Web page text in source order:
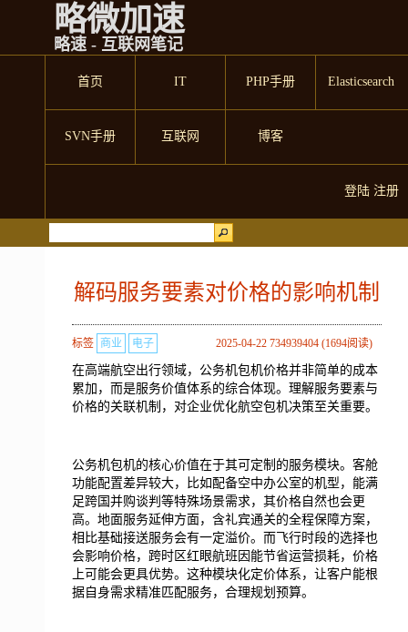
略微加速
略速 - 互联网笔记
首页 IT PHP手册 Elasticsearch
SVN手册 互联网 博客
登陆 注册
解码服务要素对价格的影响机制
2025-04-22 734939404 (1694阅读)
标签 商业 电子
在高端航空出行领域，公务机包机价格并非简单的成本
累加，而是服务价值体系的综合体现。理解服务要素与
价格的关联机制，对企业优化航空包机决策至关重要。
公务机包机的核心价值在于其可定制的服务模块。客舱
功能配置差异较大，比如配备空中办公室的机型，能满
足跨国并购谈判等特殊场景需求，其价格自然也会更
高。地面服务延伸方面，含礼宾通关的全程保障方案，
相比基础接送服务会有一定溢价。而飞行时段的选择也
会影响价格，跨时区红眼航班因能节省运营损耗，价格
上可能会更具优势。这种模块化定价体系，让客户能根
据自身需求精准匹配服务，合理规划预算。